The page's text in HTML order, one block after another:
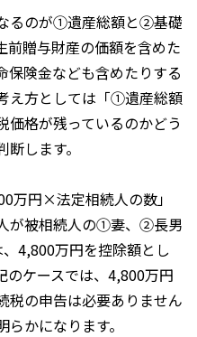
るのが①遺産総額と②基礎
前贈与財産の価額を含めた
保険金なども含めたりする
え方としては「①遺産総額
格が残っているのかどう
します。
万円×法定相続人の数」
が被相続人の①妻、②長男
4,800万円を控除額とし
ケースでは、 4,800万円
税の申告は必要ありません
かになります。